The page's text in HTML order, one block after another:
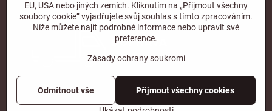
*Nevztahuje se na paletovou přepravu.
©2026CopyrightPředvolby soukromíZásady ochrany soukromí
EU, USA nebo jiných zemích. Kliknutím na „Přijmout všechny
soubory cookie“ vyjadřujete svůj souhlas s tímto zpracováním.
Níže můžete najít podrobné informace nebo upravit své
preference.
Zásady ochrany soukromí
Přijmout všechny cookies
Odmítnout vše